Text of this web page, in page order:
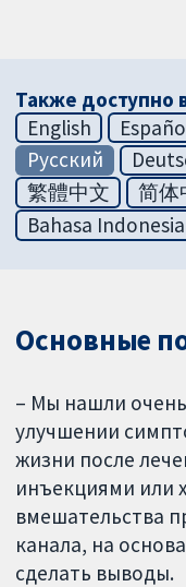
Также доступно
English
Русский
繁體中文
简体
Bahasa Indonesia
Основные
– Мы нашли
улучшении
жизни после
инъекциями или
вмешательства
канала, на
сделать выводы.